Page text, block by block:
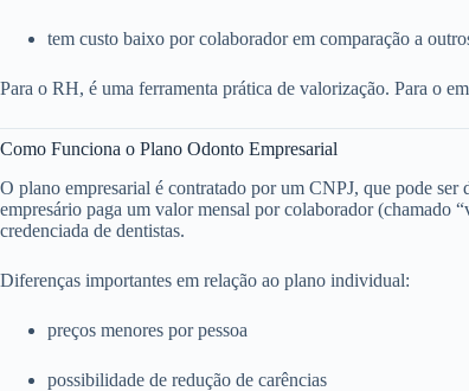
tem custo baixo por colaborador em comparação a
Para o RH, é uma ferramenta prática de valorização. Para o
Como Funciona o Plano Odonto Empresarial
O plano empresarial é contratado por um CNPJ, que pode ser
empresário paga um valor mensal por colaborador (chamado
credenciada de dentistas.
Diferenças importantes em relação ao plano individual:
preços menores por pessoa
possibilidade de redução de carências